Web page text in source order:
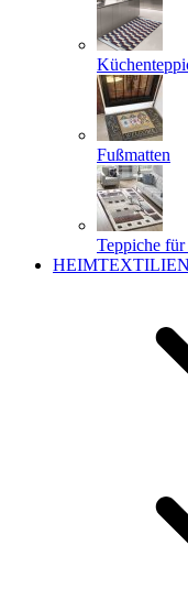
Fußmatten
Teppiche
HEIMTEXTILIEN